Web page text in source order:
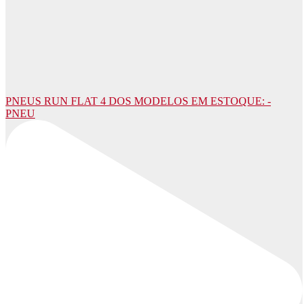
PNEUS RUN FLAT 4 DOS MODELOS EM ESTOQUE: -
PNEU